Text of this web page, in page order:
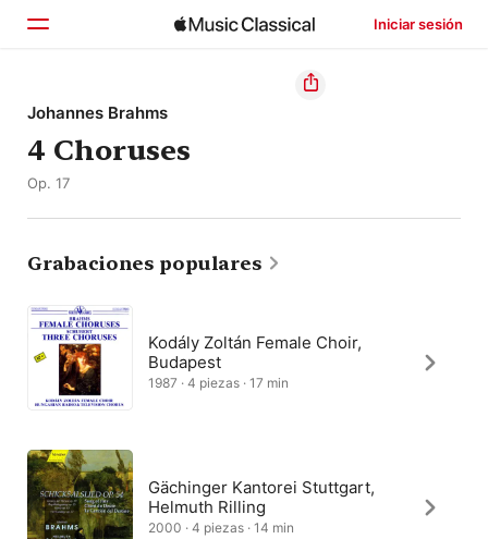
Iniciar sesión
Inicio
Explorar
Johannes Brahms
4 Choruses
Op. 17
Grabaciones populares
Kodály Zoltán Female Choir,
Budapest
1987 · 4 piezas · 17 min
Gächinger Kantorei Stuttgart,
Helmuth Rilling
2000 · 4 piezas · 14 min